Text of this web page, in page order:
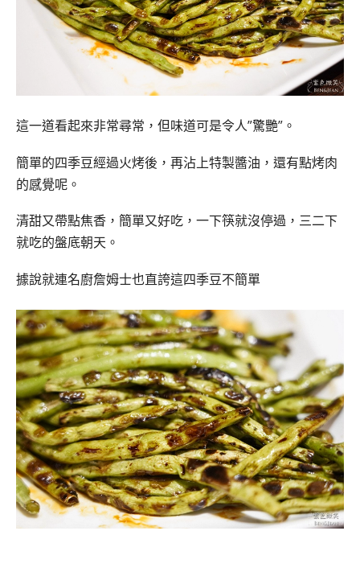
這一道看起來非常尋常，但味道可是令人”驚艷”。
簡單的四季豆經過火烤後，再沾上特製醬油，還有點烤肉
的感覺呢。
清甜又帶點焦香，簡單又好吃，一下筷就沒停過，三二下
就吃的盤底朝天。
據說就連名廚詹姆士也直誇這四季豆不簡單